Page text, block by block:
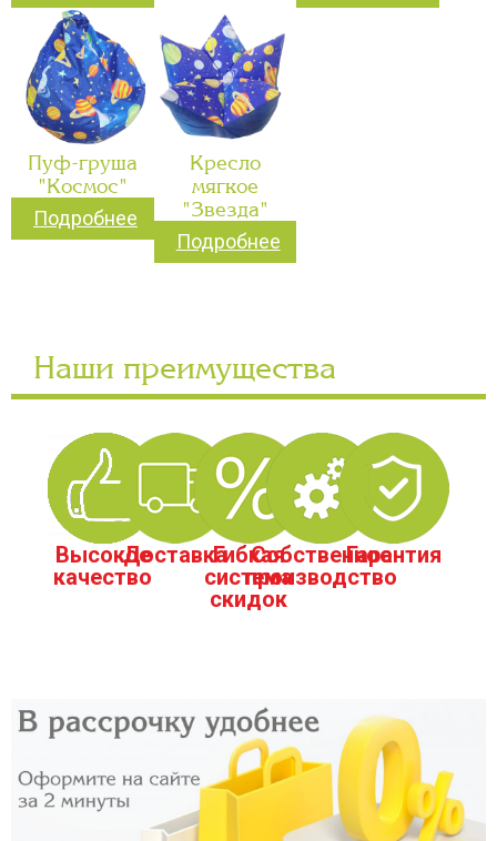
Пуф-груша
"Космос"
Подробнее
Кресло
мягкое
"Звезда"
Подробнее
Наши преимущества
Высокое
качество
ДоставкаГибкая
система
скидок
Собственное
производство
Гарантия